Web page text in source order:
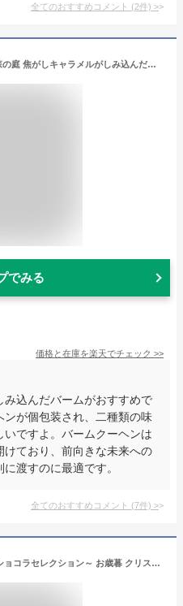
全てのおすすめコメント (2件) >
【楽天ランキング1位獲得】 森の庭 焦がしキャラメルがしみ込んだバーム詰合せ 14個入 送料無料 バームクーヘン 焼き菓子 キャラメルバームクーヘン 手土産 贈答品 贈り物 ギフト プレゼント お取り寄せスイーツ
でみる
価格と在庫を楽天でチェック >>
込んだバームがおすすめで
が個包装され、二種類の味
ですよ。バームクーヘンは
ており、前向きな未来への
渡すのに最適です。
全てのおすすめコメント (7件) >
銀座千疋屋［冬季限定］銀座ショコラセレクション～ お歳暮 クリスマス チョコレート 焼き菓子 詰め合わせギフト 贈り物 フルーツ スイーツ プレゼント お菓子 内祝い 誕生日 お祝い 御礼 お見舞い 送料無料 千疋屋 ～